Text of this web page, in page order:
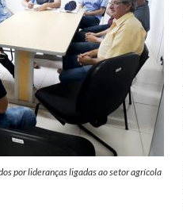
por lideranças ligadas ao setor agrícola